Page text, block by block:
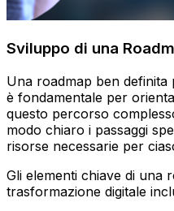
Sviluppo di una
Una roadmap ben
è fondamentale per
questo percorso
modo chiaro i passaggi
risorse necessarie per
Gli elementi chiave di una
trasformazione digitale